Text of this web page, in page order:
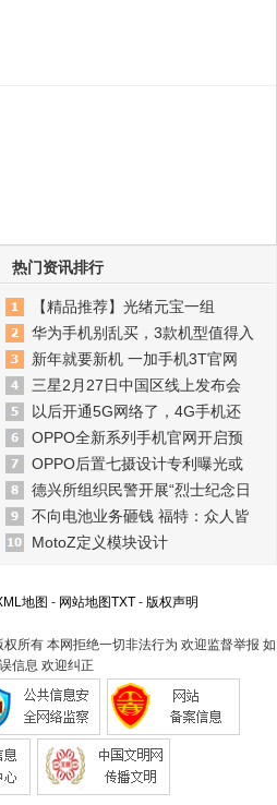
热门资讯排行
【精品推荐】光绪元宝一组
华为手机别乱买，3款机型值得入
新年就要新机 一加手机3T官网
三星2月27日中国区线上发布会
以后开通5G网络了，4G手机还
OPPO全新系列手机官网开启预
OPPO后置七摄设计专利曝光或
德兴所组织民警开展“烈士纪念日
不向电池业务砸钱 福特：众人皆
MotoZ定义模块设计
地图 - 网站地图TXT- 版权声明
权所有 本网拒绝一切非法行为 欢迎监督举报 如
信息 欢迎纠正